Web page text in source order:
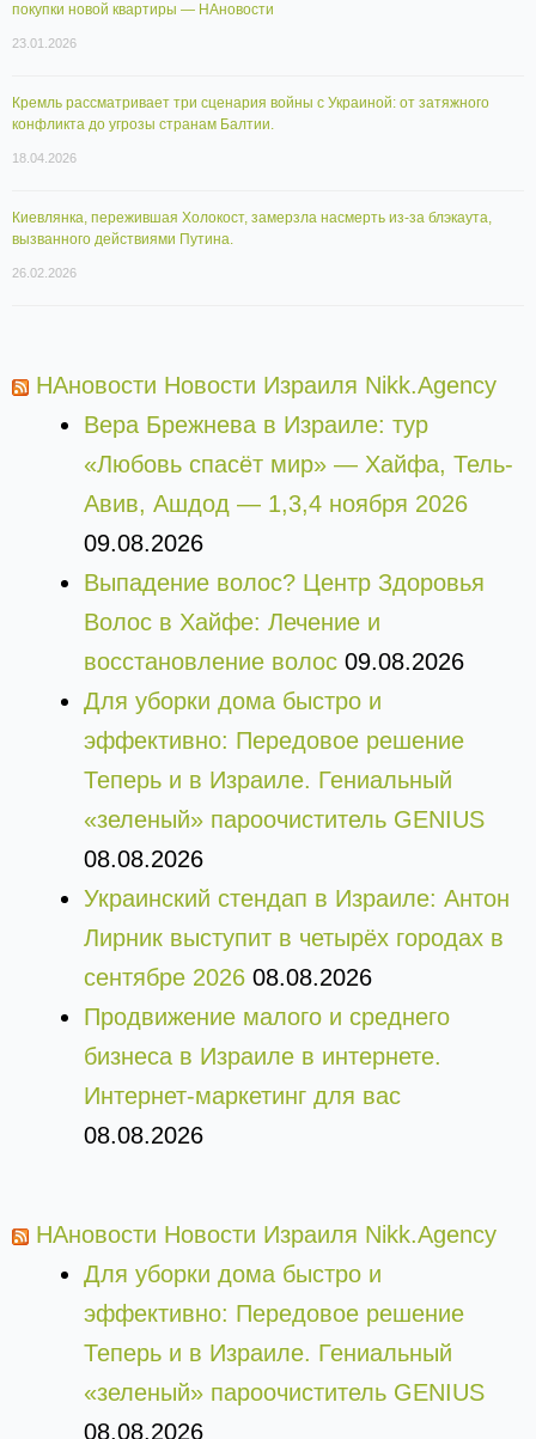
покупки новой квартиры — НАновости
23.01.2026
Кремль рассматривает три сценария войны с Украиной: от затяжного
конфликта до угрозы странам Балтии.
18.04.2026
Киевлянка, пережившая Холокост, замерзла насмерть из-за блэкаута,
вызванного действиями Путина.
26.02.2026
НАновости Новости Израиля Nikk.Agency
Вера Брежнева в Израиле: тур
«Любовь спасёт мир» — Хайфа, Тель-
Авив, Ашдод — 1,3,4 ноября 2026
09.08.2026
Выпадение волос? Центр Здоровья
Волос в Хайфе: Лечение и
восстановление волос 09.08.2026
Для уборки дома быстро и
эффективно: Передовое решение
Теперь и в Израиле. Гениальный
«зеленый» пароочиститель GENIUS
08.08.2026
Украинский стендап в Израиле: Антон
Лирник выступит в четырёх городах в
сентябре 2026 08.08.2026
Продвижение малого и среднего
бизнеса в Израиле в интернете.
Интернет-маркетинг для вас
08.08.2026
НАновости Новости Израиля Nikk.Agency
Для уборки дома быстро и
эффективно: Передовое решение
Теперь и в Израиле. Гениальный
«зеленый» пароочиститель GENIUS
08.08.2026